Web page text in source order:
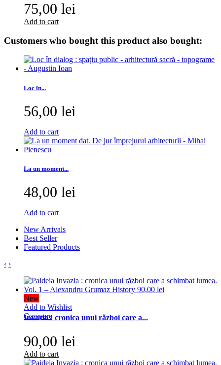
75,00 lei
Add to cart
Customers who bought this product also bought:
Loc în...
56,00 lei
Add to cart
La un moment...
48,00 lei
Add to cart
New Arrivals
Best Seller
Featured Products
‹ ›
New
Add to Wishlist
Compare
Invazia : cronica unui război care a...
90,00 lei
Add to cart